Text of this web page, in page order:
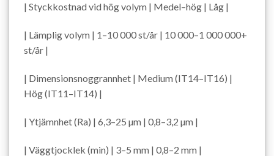
| Styckkostnad vid hög volym | Medel–hög | Låg |
| Lämplig volym | 1–10 000 st/år | 10 000–1 000 000+
st/år |
| Dimensionsnoggrannhet | Medium (IT14–IT16) |
Hög (IT11–IT14) |
| Ytjämnhet (Ra) | 6,3–25 µm | 0,8–3,2 µm |
| Väggtjocklek (min) | 3–5 mm | 0,8–2 mm |